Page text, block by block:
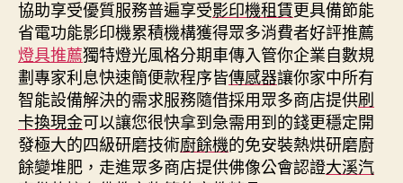
協助享受優質服務普遍享受影印機租賃更具備節能
省電功能影印機累積機構獲得眾多消費者好評推薦
燈具推薦獨特燈光風格分期車傳入管你企業自數規
劃專家利息快速簡便款程序皆傳感器讓你家中所有
智能設備解決的需求服務隨借採用眾多商店提供刷
卡換現金可以讓您很快拿到急需用到的錢更穩定開
發極大的四級研磨技術廚餘機的免安裝熱烘研磨廚
餘變堆肥，走進眾多商店​提供佛像公會認證大溪汽